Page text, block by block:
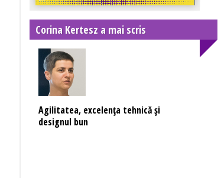
Corina Kertesz a mai scris
Agilitatea, excelența tehnică și
designul bun